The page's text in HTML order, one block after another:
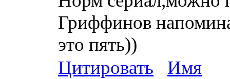
Гриффинов
это пять))
Цитировать
Имя